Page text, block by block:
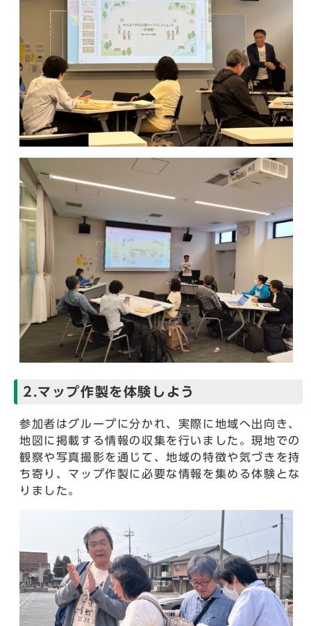
2.マップ作製を体験しよう
参加者はグループに分かれ、実際に地域へ出向き、
地図に掲載する情報の収集を行いました。現地での
観察や写真撮影を通じて、地域の特徴や気づきを持
ち寄り、マップ作製に必要な情報を集める体験とな
りました。